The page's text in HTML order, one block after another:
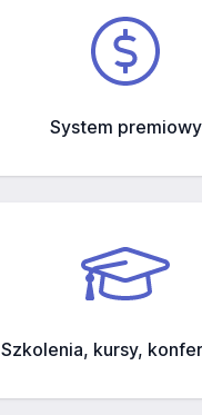
System premiowy
Szkolenia, kursy,